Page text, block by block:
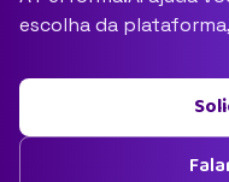
escolha da